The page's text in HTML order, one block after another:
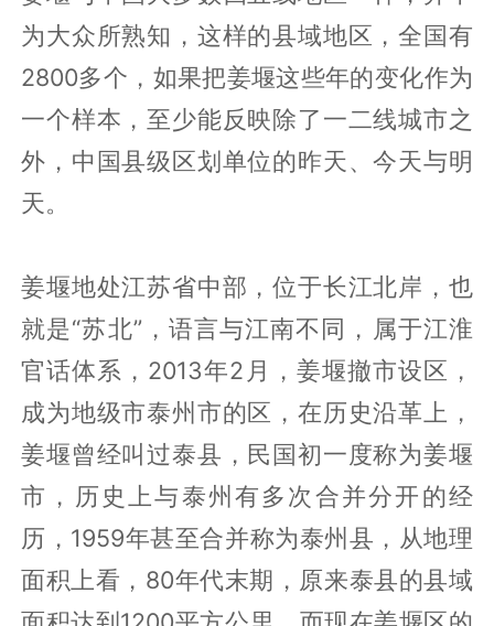
为大众所熟知，这样的县域地区，全国有
2800多个，如果把姜堰这些年的变化作为
一个样本，至少能反映除了一二线城市之
外，中国县级区划单位的昨天、今天与明
天。
姜堰地处江苏省中部，位于长江北岸，也
就是“苏北”，语言与江南不同，属于江淮
官话体系，2013年2月，姜堰撤市设区，
成为地级市泰州市的区，在历史沿革上，
姜堰曾经叫过泰县，民国初一度称为姜堰
市，历史上与泰州有多次合并分开的经
历，1959年甚至合并称为泰州县，从地理
面积上看，80年代末期，原来泰县的县域